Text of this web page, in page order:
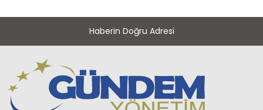
Haberin Doğru Adresi